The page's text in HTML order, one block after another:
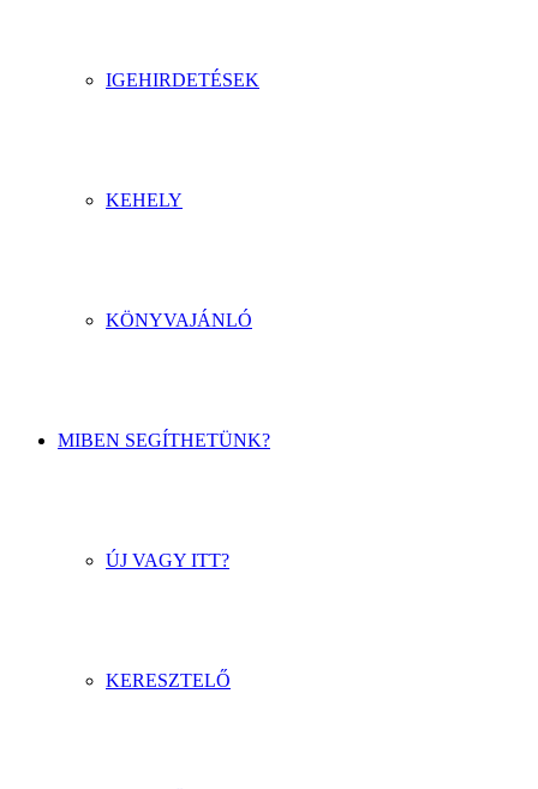
IGEHIRDETÉSEK
KEHELY
KÖNYVAJÁNLÓ
MIBEN SEGÍTHETÜNK?
ÚJ VAGY ITT?
KERESZTELŐ